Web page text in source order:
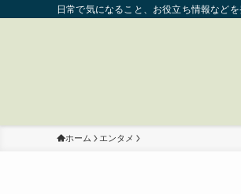
日常で気になること、お役立ち情報などを
ホーム エンタメ